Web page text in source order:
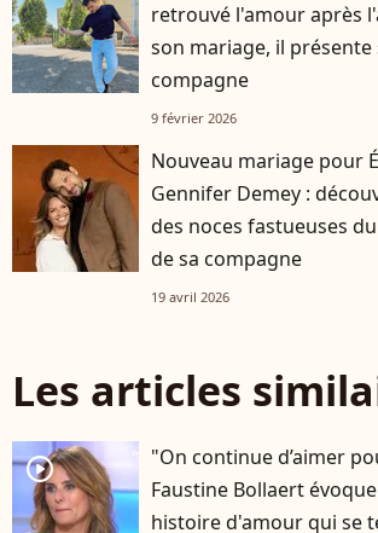
retrouvé l'amour après
son mariage, il présente
compagne
9 février 2026
Nouveau mariage pour
Gennifer Demey :
des noces fastueuses
de sa compagne
19 avril 2026
Les articles
player2
"On continue d’aimer
Faustine Bollaert
histoire d'amour qui se